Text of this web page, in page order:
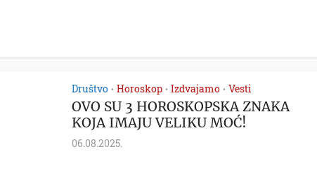
Društvo • Horoskop • Izdvajamo • Vesti
OVO SU 3 HOROSKOPSKA ZNAKA
KOJA IMAJU VELIKU MOĆ!
06.08.2025.